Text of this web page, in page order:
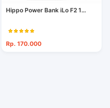
Hippo Power Bank iLo F2 1...
Rp. 170.000